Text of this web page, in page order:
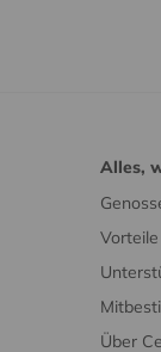
Alles,
Über